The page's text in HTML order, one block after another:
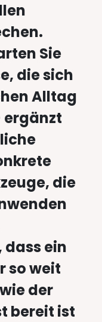
Sie
die sich
Alltag
ergänzt
die
dass ein
so weit
der
bereit ist